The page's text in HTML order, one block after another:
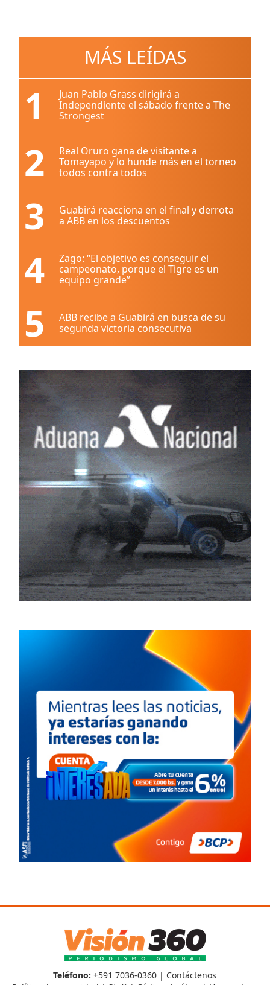
MÁS LEÍDAS
1
Juan Pablo Grass dirigirá a
Independiente el sábado frente a The
Strongest
2
Real Oruro gana de visitante a
Tomayapo y lo hunde más en el torneo
todos contra todos
3
Guabirá reacciona en el final y derrota
a ABB en los descuentos
4
Zago: “El objetivo es conseguir el
campeonato, porque el Tigre es un
equipo grande”
5
ABB recibe a Guabirá en busca de su
segunda victoria consecutiva
Teléfono: +591 7036-0360 | Contáctenos